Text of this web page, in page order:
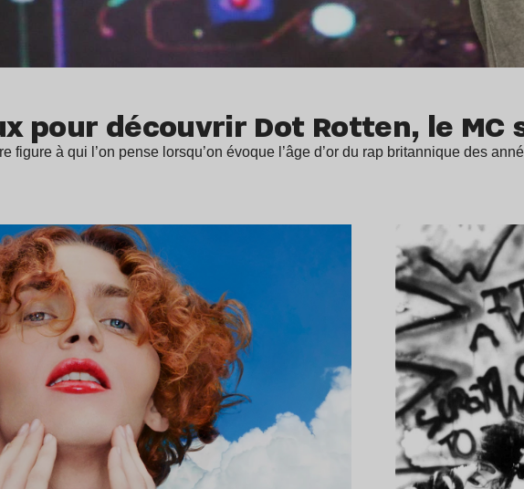
pour découvrir Dot Rotten, le MC
figure à qui l’on pense lorsqu’on évoque l’âge d’or du rap britannique des